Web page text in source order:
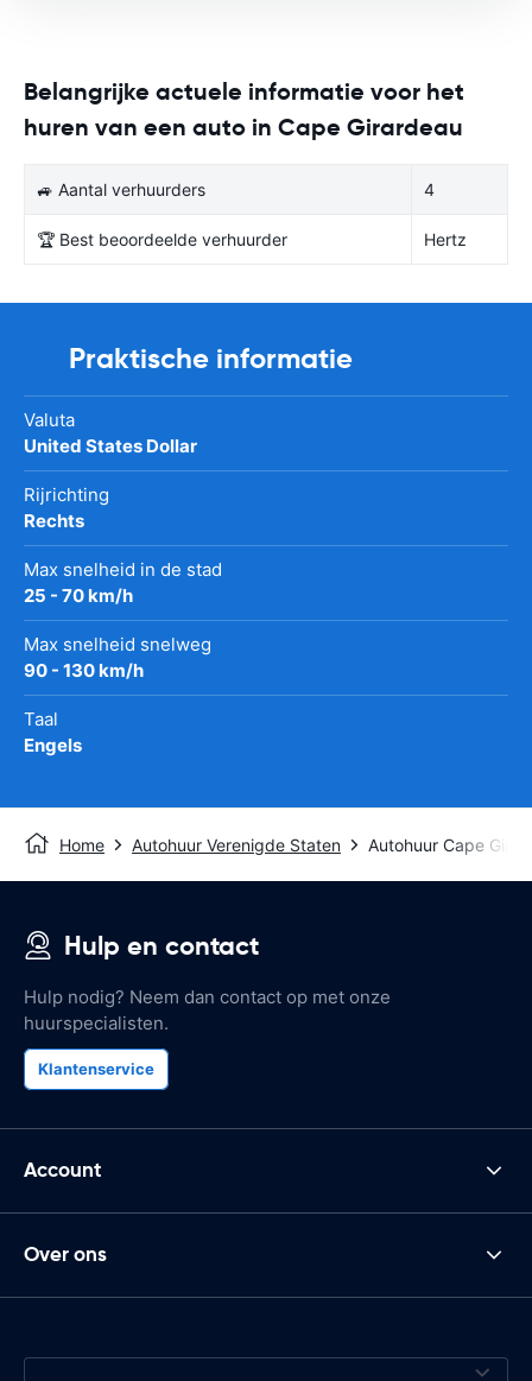
Belangrijke actuele informatie voor het
huren van een auto in Cape Girardeau
🚙 Aantal verhuurders 4
🏆 Best beoordeelde verhuurder Hertz
Praktische informatie
Valuta
United States Dollar
Rijrichting
Rechts
Max snelheid in de stad
25 - 70 km/h
Max snelheid snelweg
90 - 130 km/h
Taal
Engels
Home Autohuur Verenigde Staten Autohuur Cape
Hulp en contact
Hulp nodig? Neem dan contact op met onze
huurspecialisten.
Klantenservice
Account
Over ons